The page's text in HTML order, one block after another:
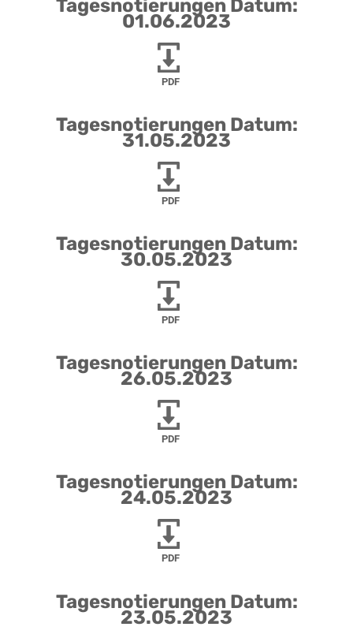
Tagesnotierungen Datum:
01.06.2023
PDF
Tagesnotierungen Datum:
31.05.2023
PDF
Tagesnotierungen Datum:
30.05.2023
PDF
Tagesnotierungen Datum:
26.05.2023
PDF
Tagesnotierungen Datum:
24.05.2023
PDF
Tagesnotierungen Datum:
23.05.2023